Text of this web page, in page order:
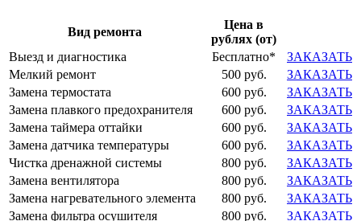
Вид ремонта
Цена в
рублях (от)
Выезд и диагностика
Бесплатно*
ЗАКАЗАТЬ
Мелкий ремонт
500 руб.
ЗАКАЗАТЬ
Замена термостата
600 руб.
ЗАКАЗАТЬ
Замена плавкого предохранителя
600 руб.
ЗАКАЗАТЬ
Замена таймера оттайки
600 руб.
ЗАКАЗАТЬ
Замена датчика температуры
600 руб.
ЗАКАЗАТЬ
Чистка дренажной системы
800 руб.
ЗАКАЗАТЬ
Замена вентилятора
800 руб.
ЗАКАЗАТЬ
Замена нагревательного элемента
800 руб.
ЗАКАЗАТЬ
Замена фильтра осушителя
800 руб. ЗАКАЗАТЬ